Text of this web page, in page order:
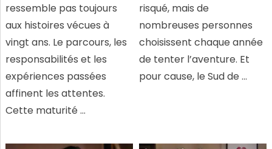
ressemble pas toujours
aux histoires vécues à
vingt ans. Le parcours, les
responsabilités et les
expériences passées
affinent les attentes.
Cette maturité …
risqué, mais de
nombreuses personnes
choisissent chaque année
de tenter l’aventure. Et
pour cause, le Sud de …